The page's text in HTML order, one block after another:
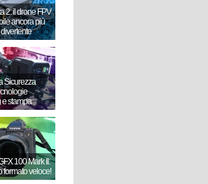
2: il drone FPV
ancora più
Sicurezza
e stampa
100 Mark II:
formato veloce!